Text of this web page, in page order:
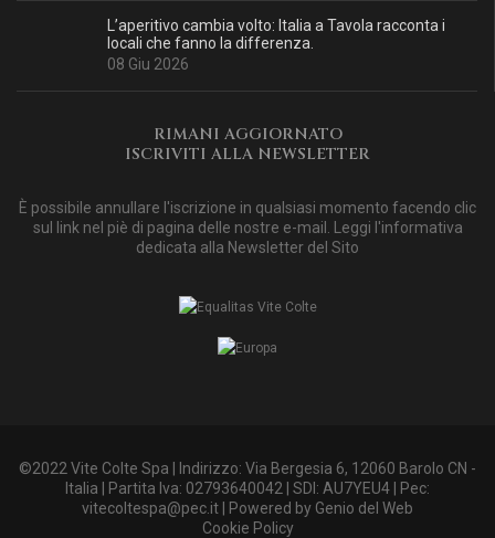
L’aperitivo cambia volto: Italia a Tavola racconta i
locali che fanno la differenza.
08 Giu 2026
RIMANI AGGIORNATO
ISCRIVITI ALLA NEWSLETTER
È possibile annullare l'iscrizione in qualsiasi momento facendo clic
sul link nel piè di pagina delle nostre e-mail. Leggi l'informativa
dedicata alla Newsletter del Sito
©2022 Vite Colte Spa | Indirizzo: Via Bergesia 6, 12060 Barolo CN -
Italia | Partita Iva: 02793640042 | SDI: AU7YEU4 | Pec:
vitecoltespa@pec.it | Powered by Genio del Web
Cookie Policy